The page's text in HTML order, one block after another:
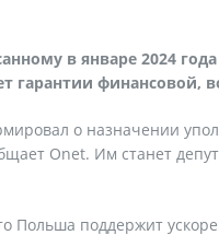
в январе 2024
гарантии финансовой,
о назначении
Onet. Им станет
Польша поддержит